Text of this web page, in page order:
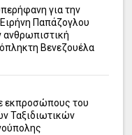
για την
Παπάζογλου
ανθρωπιστική
Βενεζουέλα
εκπροσώπους του
Ταξιδιωτικών